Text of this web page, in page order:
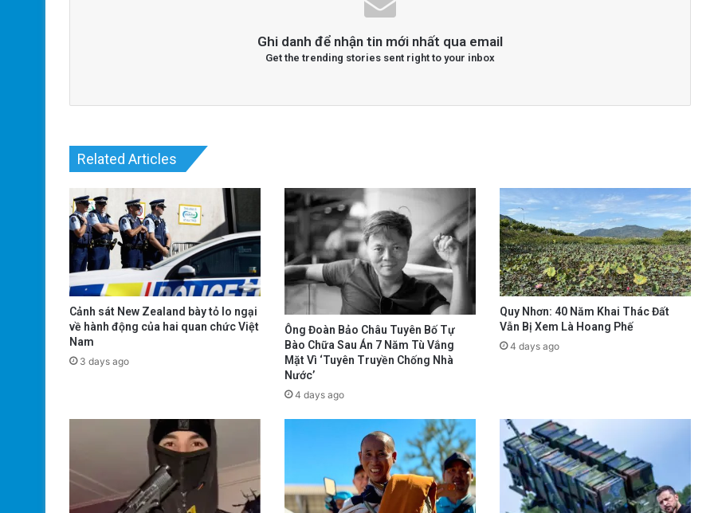
Ghi danh để nhận tin mới nhất qua email
Get the trending stories sent right to your inbox
Related Articles
Cảnh sát New Zealand bày tỏ lo ngại
về hành động của hai quan chức Việt
Nam
3 days ago
Ông Đoàn Bảo Châu Tuyên Bố Tự
Bào Chữa Sau Án 7 Năm Tù Vắng
Mặt Vì ‘Tuyên Truyền Chống Nhà
Nước’
4 days ago
Quy Nhơn: 40 Năm Khai Thác Đất
Vẫn Bị Xem Là Hoang Phế
4 days ago